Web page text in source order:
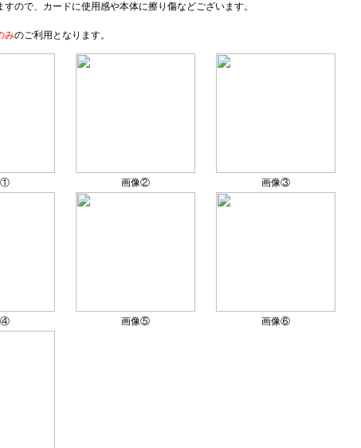
ので、カードに使用感や本体に擦り傷などございます。
みのご利用となります。
① 画像② 画像③
④ 画像⑤ 画像⑥